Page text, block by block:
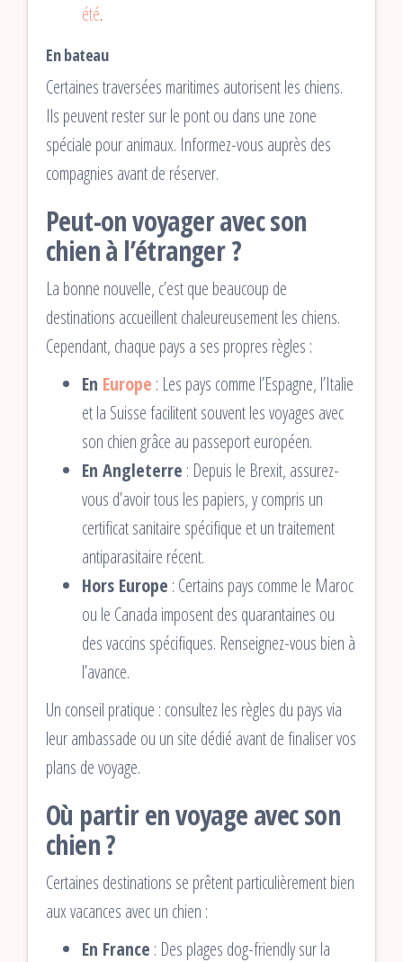
été.
En bateau
Certaines traversées maritimes autorisent les chiens.
Ils peuvent rester sur le pont ou dans une zone
spéciale pour animaux. Informez-vous auprès des
compagnies avant de réserver.
Peut-on voyager avec son
chien à l’étranger ?
La bonne nouvelle, c’est que beaucoup de
destinations accueillent chaleureusement les chiens.
Cependant, chaque pays a ses propres règles :
En Europe : Les pays comme l’Espagne, l’Italie
et la Suisse facilitent souvent les voyages avec
son chien grâce au passeport européen.
En Angleterre : Depuis le Brexit, assurez-
vous d’avoir tous les papiers, y compris un
certificat sanitaire spécifique et un traitement
antiparasitaire récent.
Hors Europe : Certains pays comme le Maroc
ou le Canada imposent des quarantaines ou
des vaccins spécifiques. Renseignez-vous bien à
l’avance.
Un conseil pratique : consultez les règles du pays via
leur ambassade ou un site dédié avant de finaliser vos
plans de voyage.
Où partir en voyage avec son
chien ?
Certaines destinations se prêtent particulièrement bien
aux vacances avec un chien :
En France : Des plages dog-friendly sur la